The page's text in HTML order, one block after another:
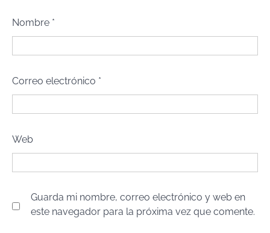
Nombre *
Correo electrónico *
Web
Guarda mi nombre, correo electrónico y web en
este navegador para la próxima vez que comente.